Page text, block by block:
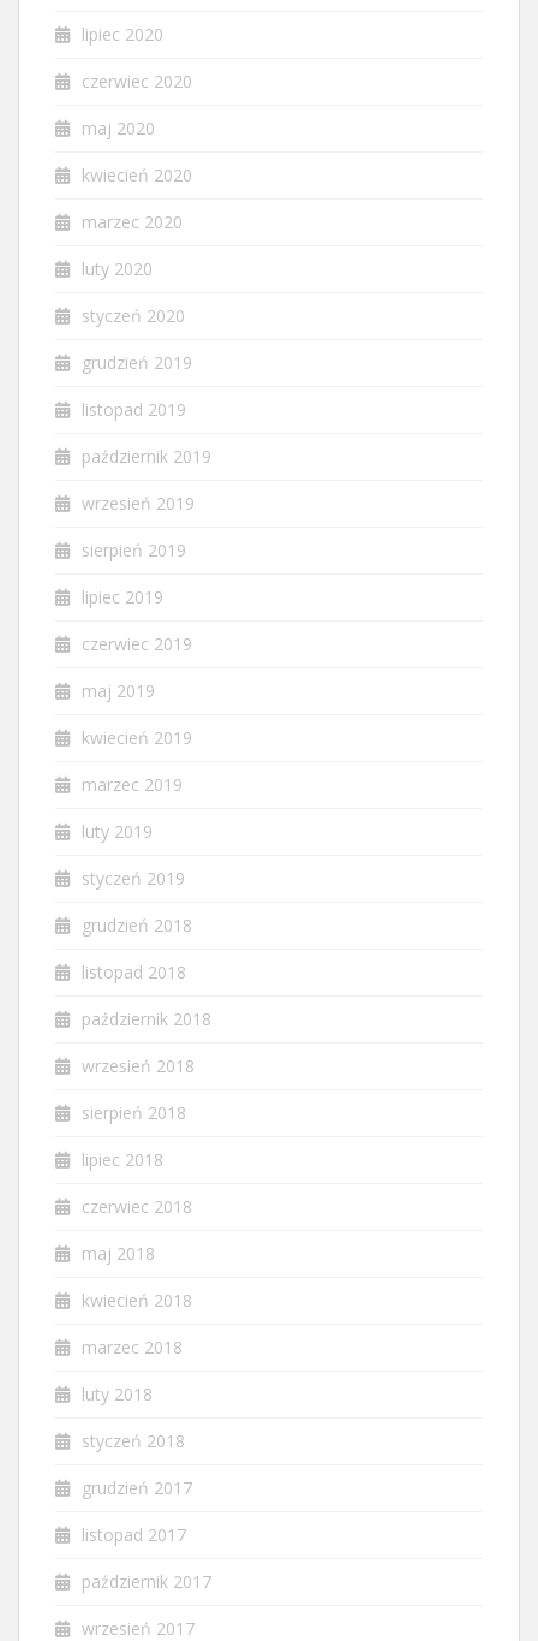
lipiec 2020
czerwiec 2020
maj 2020
kwiecień 2020
marzec 2020
luty 2020
styczeń 2020
grudzień 2019
listopad 2019
październik 2019
wrzesień 2019
sierpień 2019
lipiec 2019
czerwiec 2019
maj 2019
kwiecień 2019
marzec 2019
luty 2019
styczeń 2019
grudzień 2018
listopad 2018
październik 2018
wrzesień 2018
sierpień 2018
lipiec 2018
czerwiec 2018
maj 2018
kwiecień 2018
marzec 2018
luty 2018
styczeń 2018
grudzień 2017
listopad 2017
październik 2017
wrzesień 2017